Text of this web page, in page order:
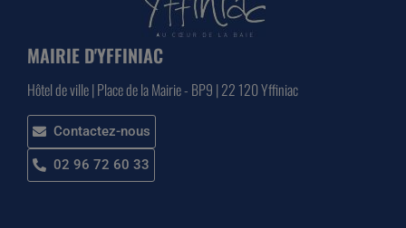
MAIRIE D'YFFINIAC
Hôtel de ville | Place de la Mairie - BP9 | 22 120 Yffiniac
Contactez-nous
02 96 72 60 33